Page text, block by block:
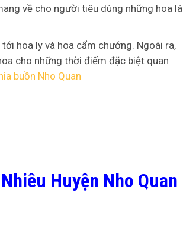
về cho người tiêu dùng những hoa lá
hoa ly và hoa cẩm chướng. Ngoài ra,
cho những thời điểm đặc biệt quan
buồn Nho Quan
Huyện Nho Quan